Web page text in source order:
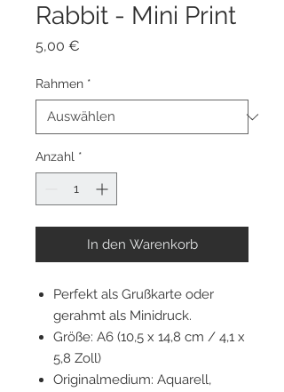
Rabbit - Mini Print
5,00 €
Rahmen *
Anzahl *
In den Warenkorb
Perfekt als Grußkarte oder
gerahmt als Minidruck.
Größe: A6 (10,5 x 14,8 cm / 4,1 x
5,8 Zoll)
Originalmedium: Aquarell,